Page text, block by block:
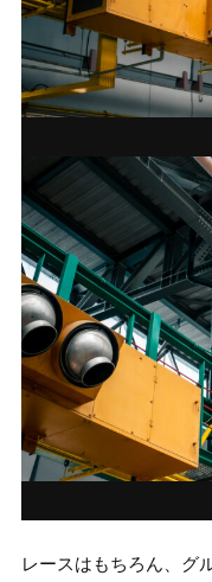
レースはもちろん、グ